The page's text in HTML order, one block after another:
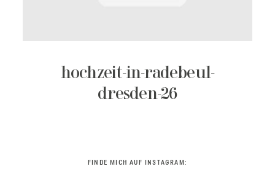
hochzeit-in-radebeul-
dresden-26
FINDE MICH AUF INSTAGRAM: